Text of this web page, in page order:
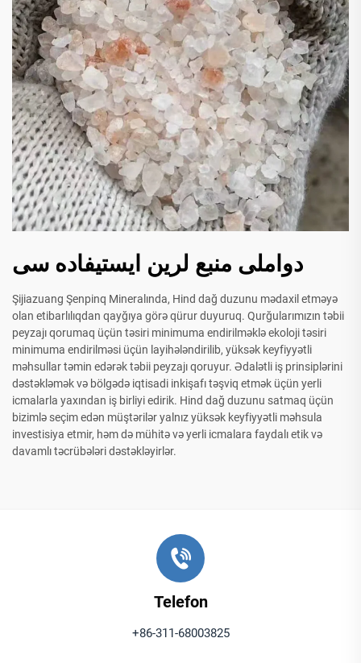
دواملی منبع لرین ایستیفاده سی
Şijiazuang Şenpinq Mineralında, Hind dağ duzunu mədaxil etməyə
olan etibarlılıqdan qayğıya görə qürur duyuruq. Qurğularımızın təbii
peyzajı qorumaq üçün təsiri minimuma endirilməklə ekoloji təsiri
minimuma endirilməsi üçün layihələndirilib, yüksək keyfiyyətli
məhsullar təmin edərək təbii peyzajı qoruyur. Ədalətli iş prinsiplərini
dəstəkləmək və bölgədə iqtisadi inkişafı təşviq etmək üçün yerli
icmalarla yaxından iş birliyi edirik. Hind dağ duzunu satmaq üçün
bizimlə seçim edən müştərilər yalnız yüksək keyfiyyətli məhsula
investisiya etmir, həm də mühitə və yerli icmalara faydalı etik və
davamlı təcrübələri dəstəkləyirlər.
Telefon
+86-311-68003825